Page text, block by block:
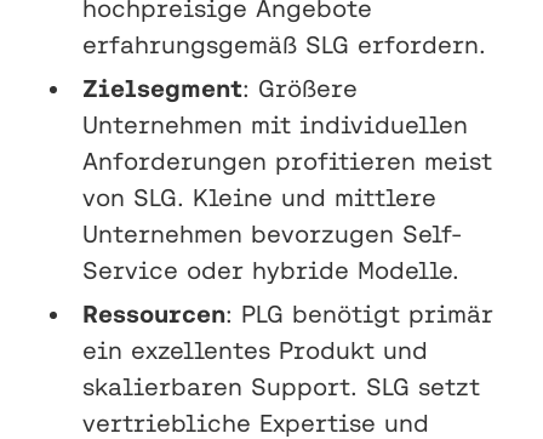
hochpreisige Angebote
erfahrungsgemäß SLG erfordern.
Zielsegment: Größere
Unternehmen mit individuellen
Anforderungen profitieren meist
von SLG. Kleine und mittlere
Unternehmen bevorzugen Self-
Service oder hybride Modelle.
Ressourcen: PLG benötigt primär
ein exzellentes Produkt und
skalierbaren Support. SLG setzt
vertriebliche Expertise und